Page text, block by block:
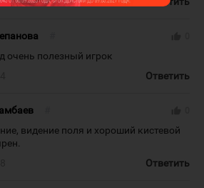
очень полезный игрок
Ответить
видение поля и хороший кистевой
Ответить